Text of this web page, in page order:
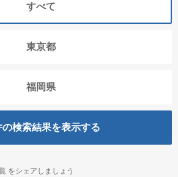
すべて
東京都
福岡県
の検索結果を表示する
をシェアしましょう